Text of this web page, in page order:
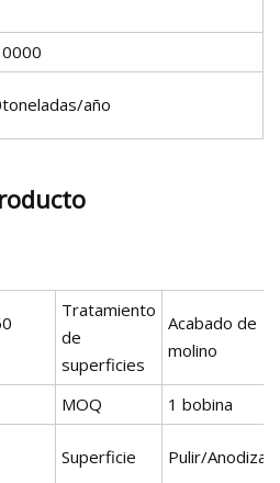
año
Tratamiento
de
superficies
Acabado de
molino
MOQ
1 bobina
Superficie Pulir/Anodizar